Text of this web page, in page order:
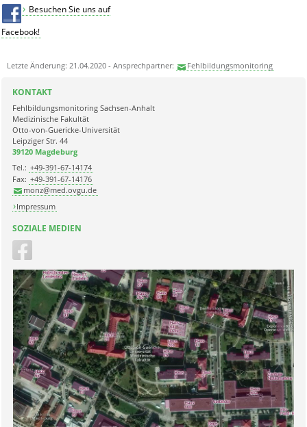
Besuchen Sie uns auf
Facebook!
Letzte Änderung: 21.04.2020 - Ansprechpartner: Fehlbildungsmonitoring
SOZIALE MEDIEN
KONTAKT
Fehlbildungsmonitoring Sachsen-Anhalt
Medizinische Fakultät
Otto-von-Guericke-Universität
Leipziger Str. 44
39120 Magdeburg
Tel.: +49-391-67-14174
Fax: +49-391-67-14176
monz@med.ovgu.de
Impressum